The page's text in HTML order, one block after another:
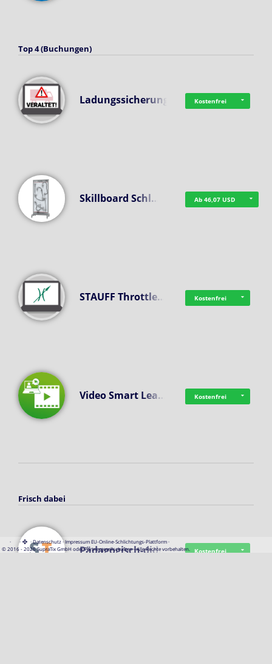
Top 4 (Buchungen)
Ladungssicherung Kostenfrei
Skillboard Schl… Ab 46,07 USD
STAUFF Throttle… Kostenfrei
Video Smart Lea… Kostenfrei
Frisch dabei
Pädagogisch-did… Kostenfrei
· · ·Datenschutz·Impressum EU-Online-Schlichtungs-Plattform·
© 2016 - 2026 SupraTix GmbH oder Partnergesellschaften - Alle Rechte vorbehalten.